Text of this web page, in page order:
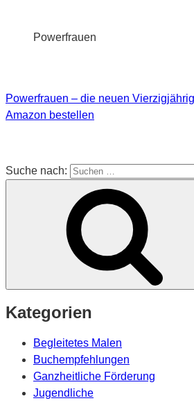
Powerfrauen
Powerfrauen – die neuen
Amazon bestellen
Suche nach:
Kategorien
Begleitetes Malen
Buchempfehlungen
Ganzheitliche Förderung
Jugendliche